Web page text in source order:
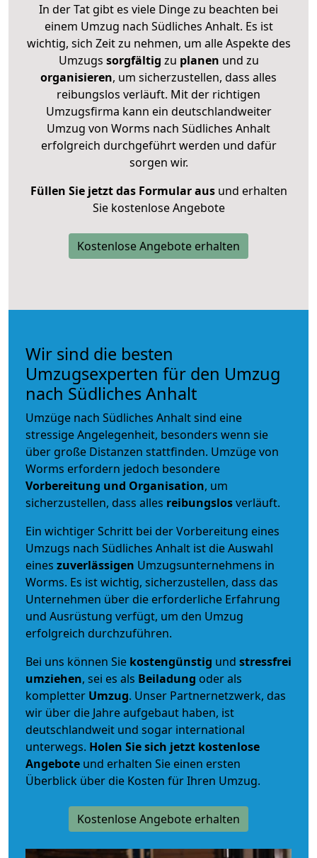
In der Tat gibt es viele Dinge zu beachten bei
einem Umzug nach Südliches Anhalt. Es ist
wichtig, sich Zeit zu nehmen, um alle Aspekte des
Umzugs sorgfältig zu planen und zu
organisieren, um sicherzustellen, dass alles
reibungslos verläuft. Mit der richtigen
Umzugsfirma kann ein deutschlandweiter
Umzug von Worms nach Südliches Anhalt
erfolgreich durchgeführt werden und dafür
sorgen wir.
Füllen Sie jetzt das Formular ausund erhalten
Sie kostenlose Angebote
Kostenlose Angebote erhalten
Wir sind die besten
Umzugsexperten für den Umzug
nach Südliches Anhalt
Umzüge nach Südliches Anhalt sind eine
stressige Angelegenheit, besonders wenn sie
über große Distanzen stattfinden. Umzüge von
Worms erfordern jedoch besondere
Vorbereitung und Organisation, um
sicherzustellen, dass alles reibungslosverläuft.
Ein wichtiger Schritt bei der Vorbereitung eines
Umzugs nach Südliches Anhalt ist die Auswahl
eines zuverlässigen Umzugsunternehmens in
Worms. Es ist wichtig, sicherzustellen, dass das
Unternehmen über die erforderliche Erfahrung
und Ausrüstung verfügt, um den Umzug
erfolgreich durchzuführen.
Bei uns können Sie kostengünstig und stressfrei
umziehen, sei es als Beiladung oder als
kompletter Umzug. Unser Partnernetzwerk, das
wir über die Jahre aufgebaut haben, ist
deutschlandweit und sogar international
unterwegs. Holen Sie sich jetzt kostenlose
Angebote und erhalten Sie einen ersten
Überblick über die Kosten für Ihren Umzug.
Kostenlose Angebote erhalten